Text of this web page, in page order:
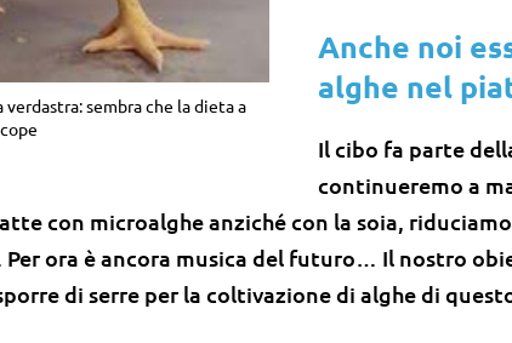
sembra che la dieta a
Anche noi
alghe nel
Il cibo fa parte
continueremo a
con microalghe anziché con la soia,
ora è ancora musica del futuro… Il nostro
di serre per la coltivazione di alghe di